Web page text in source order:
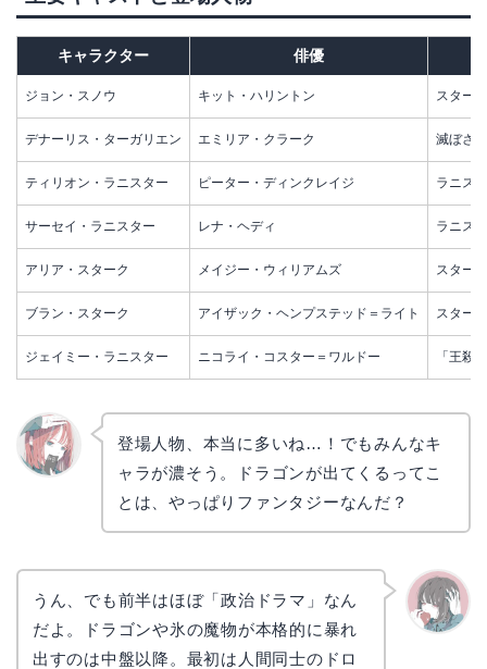
キャラクター 俳優
ジョン・スノウ キット・ハリントン スター
デナーリス・ターガリエン エミリア・クラーク 滅ぼさ
ティリオン・ラニスター ピーター・ディンクレイジ ラニス
サーセイ・ラニスター レナ・ヘディ ラニス
アリア・スターク メイジー・ウィリアムズ スター
ブラン・スターク アイザック・ヘンプステッド＝ライト スター
ジェイミー・ラニスター ニコライ・コスター＝ワルドー 「王殺
登場人物、本当に多いね…！でもみんなキ
ャラが濃そう。ドラゴンが出てくるってこ
とは、やっぱりファンタジーなんだ？
うん、でも前半はほぼ「政治ドラマ」なん
だよ。ドラゴンや氷の魔物が本格的に暴れ
出すのは中盤以降。最初は人間同士のドロ